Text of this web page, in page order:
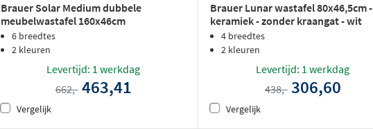
Brauer Solar Medium dubbele
meubelwastafel 160x46cm
mineraalmarmer - 2 kraangaten -
zijdeglans wit
6 breedtes
2 kleuren
Levertijd: 1 werkdag
662,- 463,41
Vergelijk
Brauer Lunar wastafel 80x46,5cm -
keramiek - zonder kraangat - wit
4 breedtes
2 kleuren
Levertijd: 1 werkdag
438,- 306,60
Vergelijk